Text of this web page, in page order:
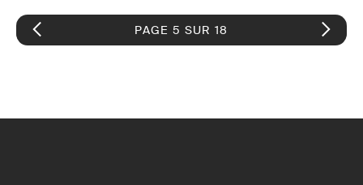
PAGE 5 SUR 18